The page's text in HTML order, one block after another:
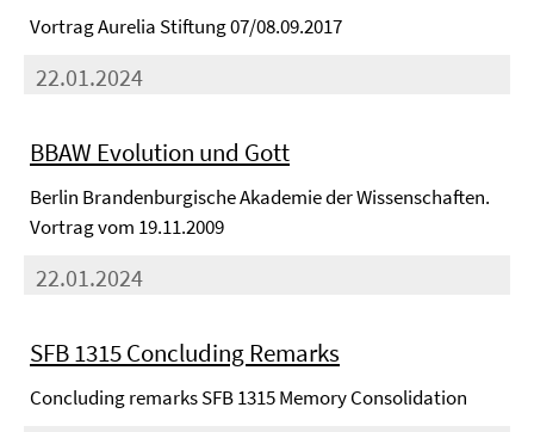
Vortrag Aurelia Stiftung 07/08.09.2017
22.01.2024
BBAW Evolution und Gott
Berlin Brandenburgische Akademie der Wissenschaften.
Vortrag vom 19.11.2009
22.01.2024
SFB 1315 Concluding Remarks
Concluding remarks SFB 1315 Memory Consolidation